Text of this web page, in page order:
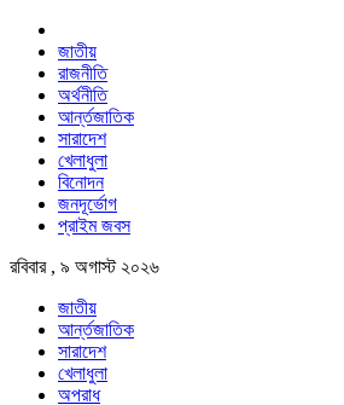
জাতীয়
রাজনীতি
অর্থনীতি
আর্ন্তজাতিক
সারাদেশ
খেলাধুলা
বিনোদন
জনদূর্ভোগ
প্রাইম জবস
রবিবার , ৯ অগাস্ট ২০২৬
জাতীয়
আর্ন্তজাতিক
সারাদেশ
খেলাধুলা
অপরাধ